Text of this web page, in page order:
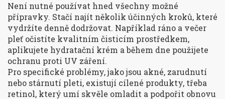
Není nutné používat hned všechny možné
přípravky. Stačí najít několik účinných kroků, které
vydržíte denně dodržovat. Například ráno a večer
pleť očistíte kvalitním čisticím prostředkem,
aplikujete hydratační krém a během dne použijete
ochranu proti UV záření.
Pro specifické problémy, jako jsou akné, zarudnutí
nebo stárnutí pleti, existují cílené produkty, třeba
retinol, který umí skvěle omladit a podpořit obnovu